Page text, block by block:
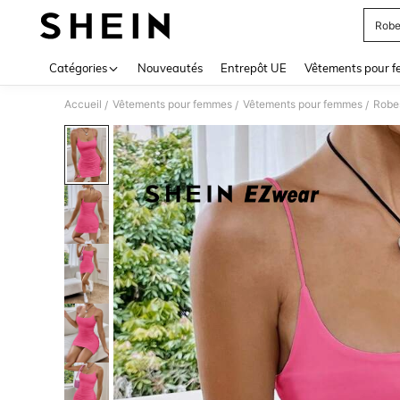
Catégories Nouveautés Entrepôt UE Vêtements pour
Accueil / Vêtements pour femmes / Vêtements pour femmes /